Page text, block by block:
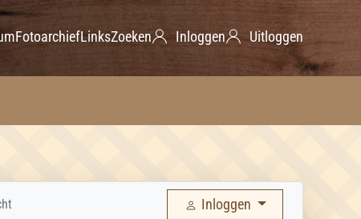
FotoarchiefLinksZoeken Inloggen Uitloggen
Inloggen